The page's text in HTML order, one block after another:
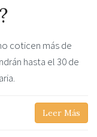
coticen más de
hasta el 30 de
Leer Más